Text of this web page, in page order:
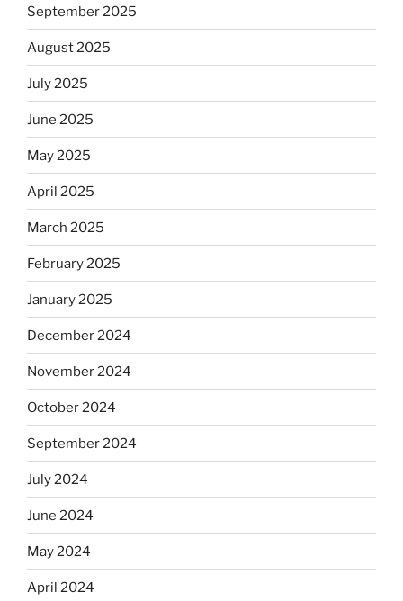
September 2025
August 2025
July 2025
June 2025
May 2025
April 2025
March 2025
February 2025
January 2025
December 2024
November 2024
October 2024
September 2024
July 2024
June 2024
May 2024
April 2024